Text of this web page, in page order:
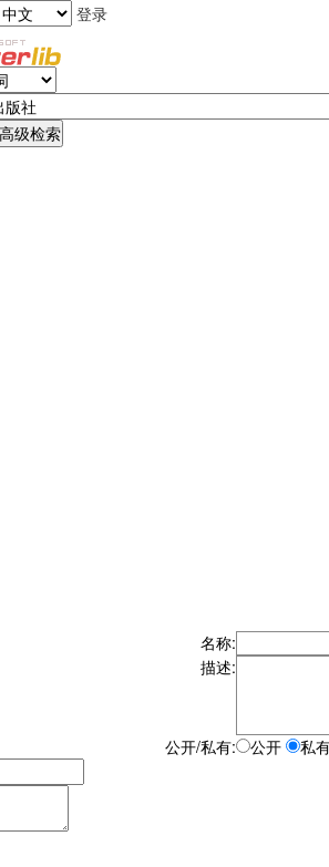
登录
名称:
描述:
公开/私有: 公开
私